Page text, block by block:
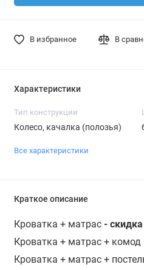
В избранное В
Характеристики
Тип конструкции
Колесо, качалка (полозья)
Все характеристики
Краткое описание
Кроватка + матрас -
Кроватка + матрас + комод
Кроватка + матрас +